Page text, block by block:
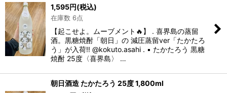
並び順:
絞り込む
1,595円(税込)
在庫数 6点
【起こせよ。ムーブメント🔥】 . 喜界島の蒸留
酒。黒糖焼酎「朝日」の 減圧蒸留ver「たかたろ
う」が入荷‼️ @kokuto.asahi . ▪️ たかたろう 黒糖
焼酎 25度〈喜界島〉 …
朝日酒造 たかたろう 25度 1,800ml